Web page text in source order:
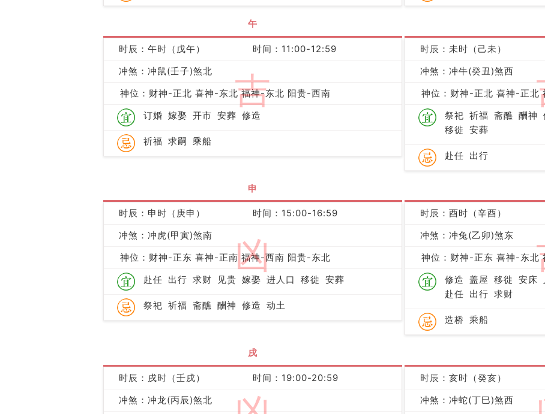
午
吉
时辰：午时（戊午）
时间：11:00-12:59
冲煞：冲鼠(壬子)煞北
神位：财神-正北 喜神-东北 福神-东北 阳贵-西南
订婚 嫁娶 开市 安葬 修造
祈福 求嗣 乘船
时辰：未时（己未）
冲煞：冲牛(癸丑)煞西
神位：财神-正北 喜神-正北
祭祀 祈福 斋醮 酬神
移徙 安葬
赴任 出行
申
凶
时辰：申时（庚申）
时间：15:00-16:59
冲煞：冲虎(甲寅)煞南
神位：财神-正东 喜神-正南 福神-西南 阳贵-东北
赴任 出行 求财 见贵 嫁娶 进人口 移徙 安葬
祭祀 祈福 斋醮 酬神 修造 动土
时辰：酉时（辛酉）
冲煞：冲兔(乙卯)煞东
神位：财神-正东 喜神-东北
修造 盖屋 移徙 安床
赴任 出行 求财
造桥 乘船
戌
时辰：戌时（壬戌）
时间：19:00-20:59
冲煞：冲龙(丙辰)煞北
时辰：亥时（癸亥）
冲煞：冲蛇(丁巳)煞西